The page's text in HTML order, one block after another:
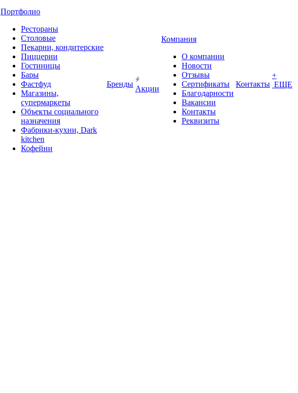
Портфолио
Рестораны
Столовые
Пекарни, кондитерские
Пиццерии
Гостиницы
Бары
Фастфуд
Магазины,
супермаркеты
Объекты социального
назначения
Фабрики-кухни, Dark
kitchen
Кофейни
Бренды
Акции
Компания
О компании
Новости
Отзывы
Сертификаты
Благодарности
Вакансии
Контакты
Реквизиты
Контакты
+
ЕЩЕ